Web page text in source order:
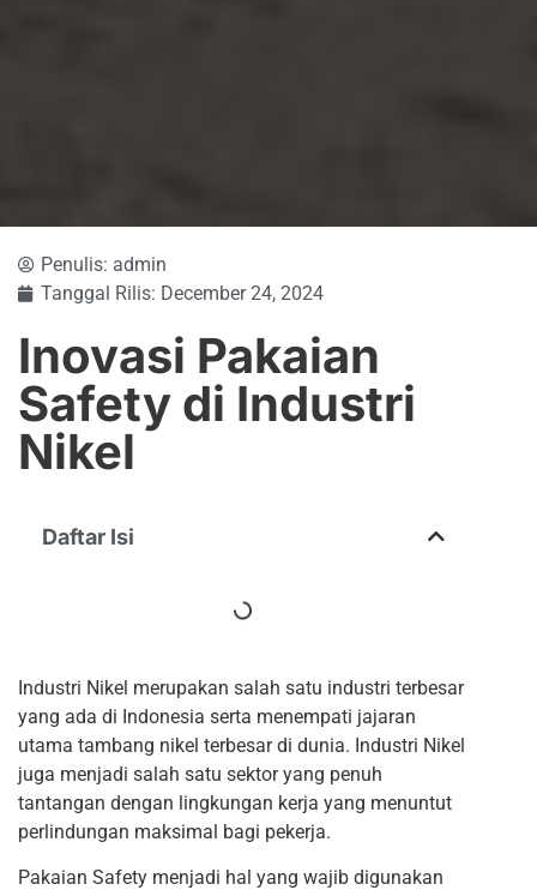
Penulis: admin
Tanggal Rilis: December 24, 2024
Inovasi Pakaian
Safety di Industri
Nikel
Daftar Isi
Industri Nikel merupakan salah satu industri terbesar
yang ada di Indonesia serta menempati jajaran
utama tambang nikel terbesar di dunia. Industri Nikel
juga menjadi salah satu sektor yang penuh
tantangan dengan lingkungan kerja yang menuntut
perlindungan maksimal bagi pekerja.
Pakaian Safety menjadi hal yang wajib digunakan